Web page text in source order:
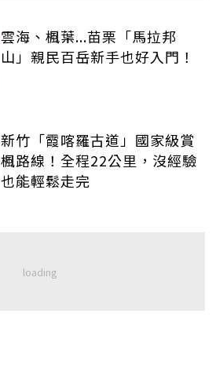
雲海、楓葉...苗栗「馬拉邦
山」親民百岳新手也好入門！
新竹「霞喀羅古道」國家級賞
楓路線！全程22公里，沒經驗
也能輕鬆走完